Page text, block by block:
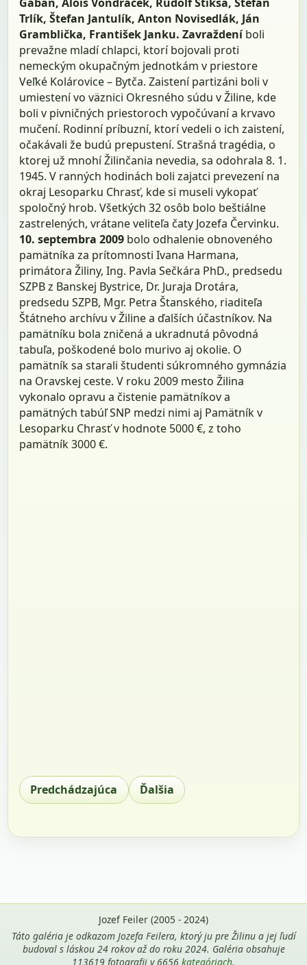
Trlík, Štefan Jantulík, Anton Novisedlák, Ján
Gramblička, František Janku.Zavraždeníboli
prevažne mladí chlapci, ktorí bojovali proti
nemeckým okupačným jednotkám v priestore
Veľké Kolárovice – Bytča. Zaistení partizáni boli v
umiestení vo väznici Okresného súdu v Žiline, kde
boli v pivničných priestoroch vypočúvaní a krvavo
mučení. Rodinní príbuzní, ktorí vedeli o ich zaistení,
očakávali že budú prepustení. Strašná tragédia, o
ktorej už mnohí Žilinčania nevedia, sa odohrala 8. 1.
1945. V ranných hodinách boli zajatci prevezení na
okraj Lesoparku Chrasť, kde si museli vykopať
spoločný hrob. Všetkých 32 osôb bolo beštiálne
zastrelených, vrátane veliteľa čaty Jozefa Červinku.
10. septembra 2009 bolo odhalenie obnoveného
pamätníka za prítomnosti Ivana Harmana,
primátora Žiliny, Ing. Pavla Sečkára PhD., predsedu
SZPB z Banskej Bystrice, Dr. Juraja Drotára,
predsedu SZPB, Mgr. Petra Štanského, riaditeľa
Štátneho archívu v Žiline a ďalších účastníkov. Na
pamätníku bola zničená a ukradnutá pôvodná
tabuľa, poškodené bolo murivo aj okolie. O
pamätník sa starali študenti súkromného gymnázia
na Oravskej ceste. V roku 2009 mesto Žilina
vykonalo opravu a čistenie pamätníkov a
pamätných tabúľ SNP medzi nimi aj Pamätník v
Lesoparku Chrasť v hodnote 5000 €, z toho
pamätník 3000 €.
Predchádzajúca Ďalšia
Jozef Feiler (2005 - 2024)
Táto galéria je odkazom Jozefa Feilera, ktorý ju pre Žilinu a jej ľudí
budoval s láskou 24 rokov až do roku 2024. Galéria obsahuje
113619 fotografii v 6656 kategóriach.